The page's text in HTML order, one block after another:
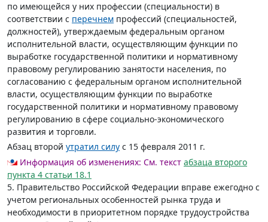
по имеющейся у них профессии (специальности) в
соответствии с перечнем профессий (специальностей,
должностей), утверждаемым федеральным органом
исполнительной власти, осуществляющим функции по
выработке государственной политики и нормативному
правовому регулированию занятости населения, по
согласованию с федеральным органом исполнительной
власти, осуществляющим функции по выработке
государственной политики и нормативному правовому
регулированию в сфере социально-экономического
развития и торговли.
Абзац второй утратил силу с 15 февраля 2011 г.
Информация об изменениях: См. текст абзаца второго
пункта 4 статьи 18.1
5. Правительство Российской Федерации вправе ежегодно с
учетом региональных особенностей рынка труда и
необходимости в приоритетном порядке трудоустройства